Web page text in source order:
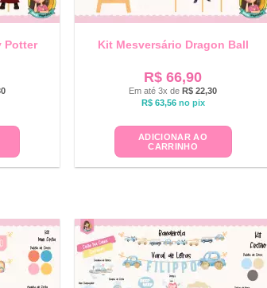
Potter Kit Mesversário Dragon Ball
R$ 66,90
Em até 3x deR$ 22,30
R$63,56 no pix
ADICIONAR AO
CARRINHO